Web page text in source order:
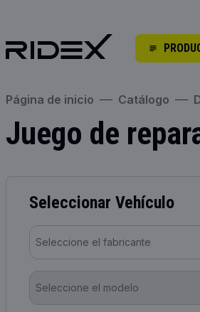
Página de inicio Catálogo
Juego de
Seleccionar Vehículo
Seleccione el fabricante
Seleccione el modelo